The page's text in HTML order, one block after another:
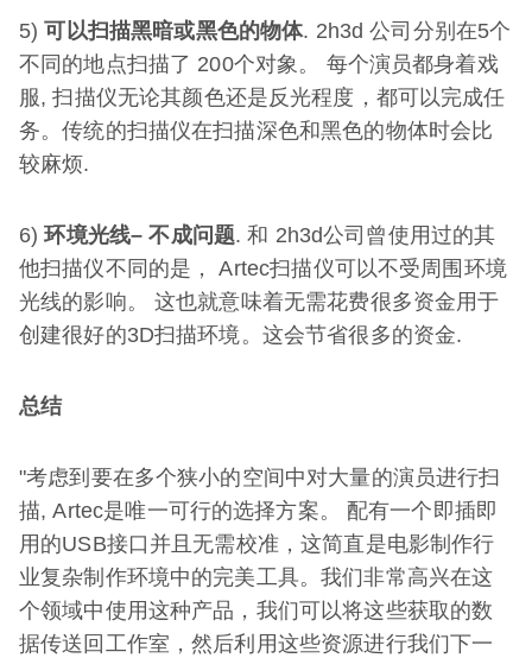
5)可以扫描黑暗或黑色的物体. 2h3d 公司分别在5个
不同的地点扫描了 200个对象。 每个演员都身着戏
服, 扫描仪无论其颜色还是反光程度，都可以完成任
务。传统的扫描仪在扫描深色和黑色的物体时会比
较麻烦.
6)环境光线–不成问题. 和 2h3d公司曾使用过的其
他扫描仪不同的是， Artec扫描仪可以不受周围环境
光线的影响。 这也就意味着无需花费很多资金用于
创建很好的3D扫描环境。这会节省很多的资金.
总结
"考虑到要在多个狭小的空间中对大量的演员进行扫
描, Artec是唯一可行的选择方案。 配有一个即插即
用的USB接口并且无需校准，这简直是电影制作行
业复杂制作环境中的完美工具。我们非常高兴在这
个领域中使用这种产品，我们可以将这些获取的数
据传送回工作室，然后利用这些资源进行我们下一